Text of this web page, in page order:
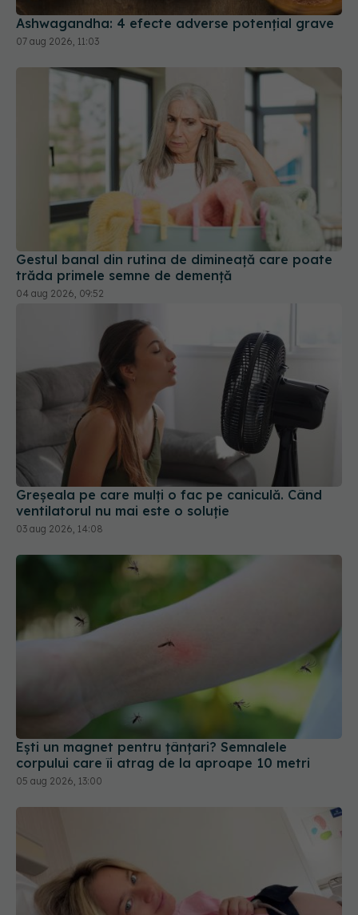
Gestul banal din rutina de dimineață care poate
trăda primele semne de demență
04 aug 2026, 09:52
Greșeala pe care mulți o fac pe caniculă. Când
ventilatorul nu mai este o soluție
03 aug 2026, 14:08
Ești un magnet pentru țânțari? Semnalele
corpului care îi atrag de la aproape 10 metri